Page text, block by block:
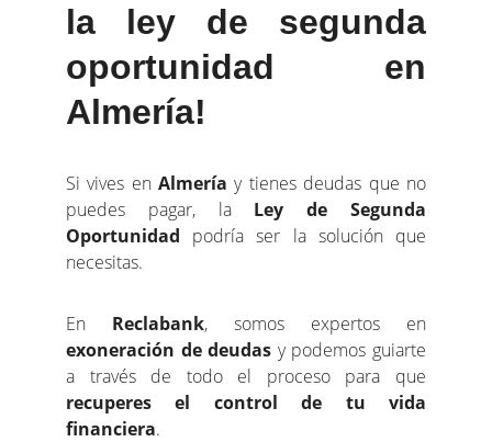
la ley de segunda
oportunidad en
Almería!
Si vives enAlmeríay tienes deudas que no
puedes pagar, la Ley de Segunda
Oportunidad podría ser la solución que
necesitas.
En Reclabank, somos expertos en
exoneración de deudas y podemos guiarte
a través de todo el proceso para que
recuperes el control de tu vida
financiera.